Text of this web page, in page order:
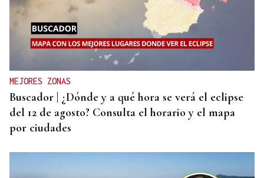
A TODA VELOCIDAD
Vídeo | Así fue el espectacular salto de “Cohete”
Suárez en el Rally Rías Baixas que dejó sin
respiración a los aficionados
MEJORES ZONAS
Buscador | ¿Dónde y a qué hora se verá el eclipse
del 12 de agosto? Consulta el horario y el mapa
por ciudades